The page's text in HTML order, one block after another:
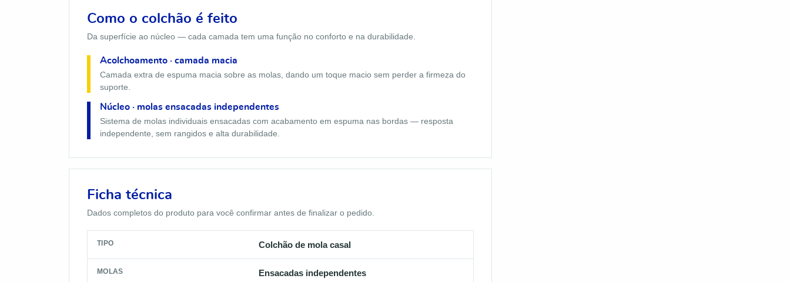
Como o colchão é feito
Da superfície ao núcleo — cada camada tem uma função no conforto e na durabilidade.
Acolchoamento · camada macia
Camada extra de espuma macia sobre as molas, dando um toque macio sem perder a firmeza do
suporte.
Núcleo · molas ensacadas independentes
Sistema de molas individuais ensacadas com acabamento em espuma nas bordas — resposta
independente, sem rangidos e alta durabilidade.
Ficha técnica
Dados completos do produto para você confirmar antes de finalizar o pedido.
TIPO Colchão de mola casal
MOLAS Ensacadas independentes